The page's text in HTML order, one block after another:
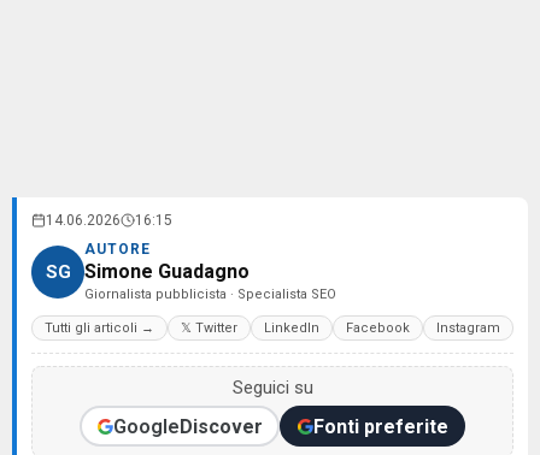
14.06.2026 16:15
SG
AUTORE
Simone Guadagno
Giornalista pubblicista · Specialista SEO
Tutti gli articoli → 𝕏 Twitter LinkedIn Facebook Instagram
Seguici su
GoogleDiscover Fonti preferite